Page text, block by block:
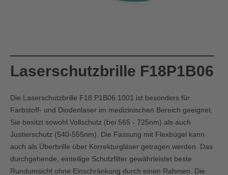
Laserschutzbrille F18P1B06
Die Laserschutzbrille F18.P1B06.1001 ist besonders für
Farbstoff- und Diodenlaser im medizinischen Bereich geeignet.
Sie besitzt sowohl Vollschutz (bei 565 - 725nm) als auch
Justierschutz (540-555nm). Die Fassung mit Flexbügel kann
auch als Überbrille über Korrekturgläser getragen werden. Das
durchgehende, einteilige Schutzfilter gewährleistet beste
Rundumsicht ohne Einschränkung durch einen Rahmen. Die